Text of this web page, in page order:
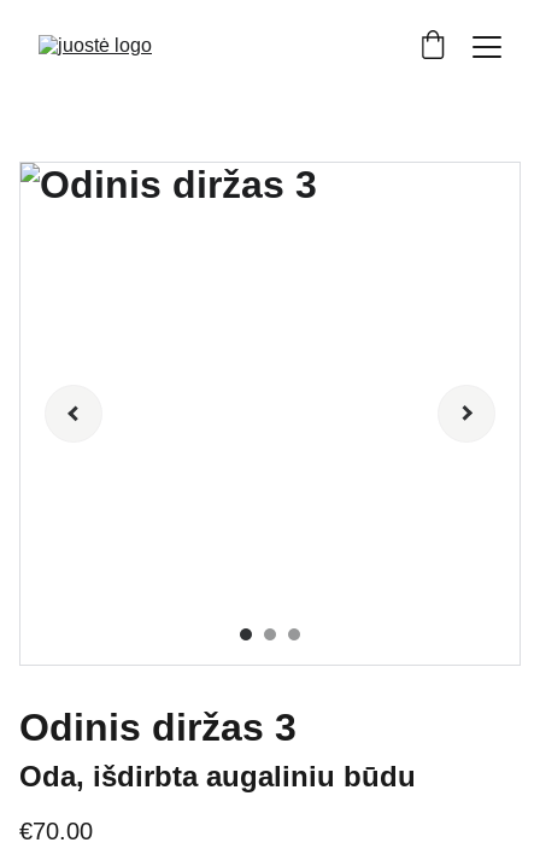
Odinis diržas 3
Oda, išdirbta augaliniu būdu
€70.00